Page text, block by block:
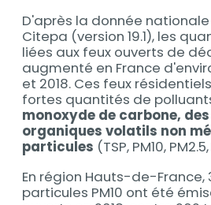
D'après la donnée nationale
Citepa (version 19.1), les
liées aux feux ouverts de
augmenté en France
et 2018. Ces feux
fortes quantités de
monoxyde de carbone,
organiques volatils non
particules (TSP, PM10,
En région Hauts-de-France,
particules PM10 ont été